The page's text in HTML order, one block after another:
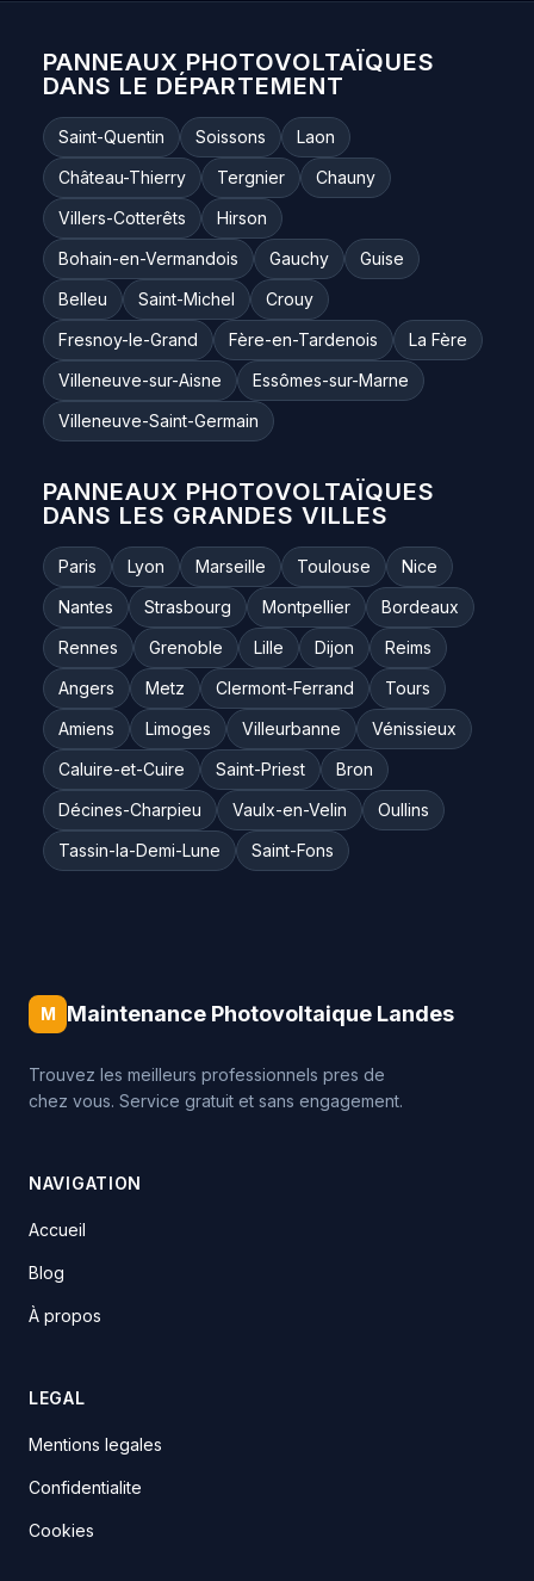
PANNEAUX PHOTOVOLTAÏQUES
DANS LE DÉPARTEMENT
Saint-Quentin Soissons
Laon
Château-Thierry
Tergnier
Chauny
Villers-Cotterêts
Hirson
Bohain-en-Vermandois
Gauchy
Guise
Belleu
Saint-Michel
Crouy
Fresnoy-le-Grand
Fère-en-Tardenois
La Fère
Villeneuve-sur-Aisne
Essômes-sur-Marne
Villeneuve-Saint-Germain
PANNEAUX PHOTOVOLTAÏQUES
DANS LES GRANDES VILLES
Paris Lyon Marseille Toulouse
Nice
Nantes
Strasbourg Montpellier
Bordeaux
Rennes
Grenoble Lille Dijon
Reims
Angers
Metz Clermont-Ferrand
Tours
Amiens
Limoges Villeurbanne
Vénissieux
Caluire-et-Cuire
Saint-Priest
Bron
Décines-Charpieu
Vaulx-en-Velin
Oullins
Tassin-la-Demi-Lune
Saint-Fons
M Maintenance Photovoltaique Landes
Trouvez les meilleurs professionnels pres de
chez vous. Service gratuit et sans engagement.
NAVIGATION
Accueil
Blog
À propos
LEGAL
Mentions legales
Confidentialite
Cookies